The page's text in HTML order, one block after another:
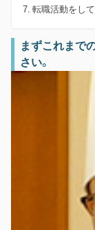
転職活動をし
まずこれまで
さい。